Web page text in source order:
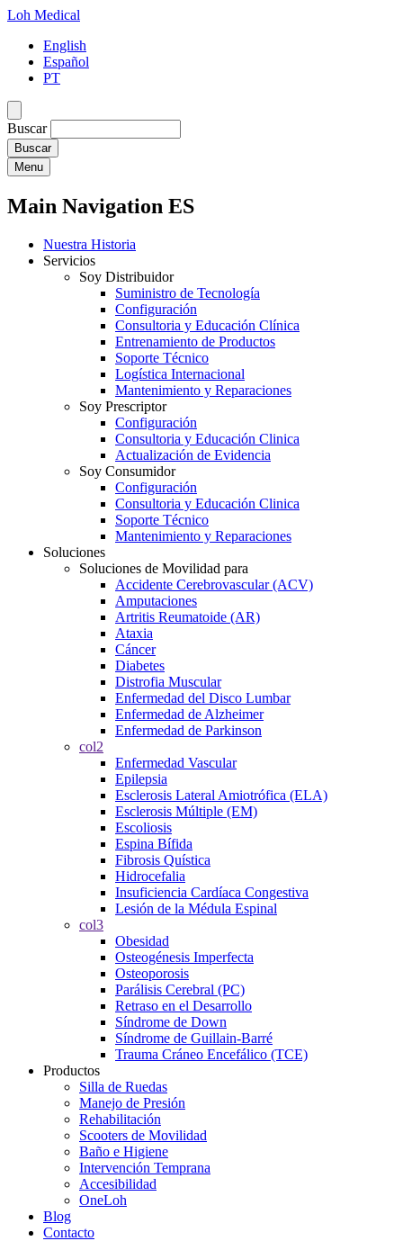
Loh Medical
English
Español
PT
Buscar
Menu
Main Navigation ES
Nuestra Historia
Servicios
Soy Distribuidor
Suministro de Tecnología
Configuración
Consultoria y Educación Clínica
Entrenamiento de Productos
Soporte Técnico
Logística Internacional
Mantenimiento y Reparaciones
Soy Prescriptor
Configuración
Consultoria y Educación Clinica
Actualización de Evidencia
Soy Consumidor
Configuración
Consultoria y Educación Clinica
Soporte Técnico
Mantenimiento y Reparaciones
Soluciones
Soluciones de Movilidad para
Accidente Cerebrovascular (ACV)
Amputaciones
Artritis Reumatoide (AR)
Ataxia
Cáncer
Diabetes
Distrofia Muscular
Enfermedad del Disco Lumbar
Enfermedad de Alzheimer
Enfermedad de Parkinson
col2
Enfermedad Vascular
Epilepsia
Esclerosis Lateral Amiotrófica (ELA)
Esclerosis Múltiple (EM)
Escoliosis
Espina Bífida
Fibrosis Quística
Hidrocefalia
Insuficiencia Cardíaca Congestiva
Lesión de la Médula Espinal
col3
Obesidad
Osteogénesis Imperfecta
Osteoporosis
Parálisis Cerebral (PC)
Retraso en el Desarrollo
Síndrome de Down
Síndrome de Guillain-Barré
Trauma Cráneo Encefálico (TCE)
Productos
Silla de Ruedas
Manejo de Presión
Rehabilitación
Scooters de Movilidad
Baño e Higiene
Intervención Temprana
Accesibilidad
OneLoh
Blog
Contacto